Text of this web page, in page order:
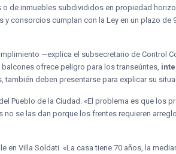
de inmuebles subdivididos en propiedad
y consorcios cumplan con la Ley en un plazo de
—explica el subsecretario de Control
ofrece peligro para los transeúntes,
deben presentarse para explicar su
Pueblo de la Ciudad. «El problema es que los
se las dan porque los frentes requieren
Villa Soldati. «La casa tiene 70 años, la